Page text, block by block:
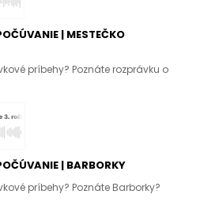
| MESTEČKO
príbehy? Poznáte rozprávku o
| BARBORKY
príbehy? Poznáte Barborky?